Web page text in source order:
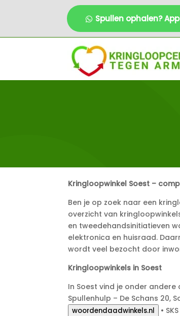
Spullen ophalen?
Kringloopwinkel Soest –
Ben je op zoek naar een
overzicht van
en tweedehandsinitiatieven
elektronica en huisraad.
wordt veel bezocht door
Kringloopwinkels in Soest
In Soest vind je onder
Spullenhulp – De Schans 20,
woordendaadwinkels.nl
•